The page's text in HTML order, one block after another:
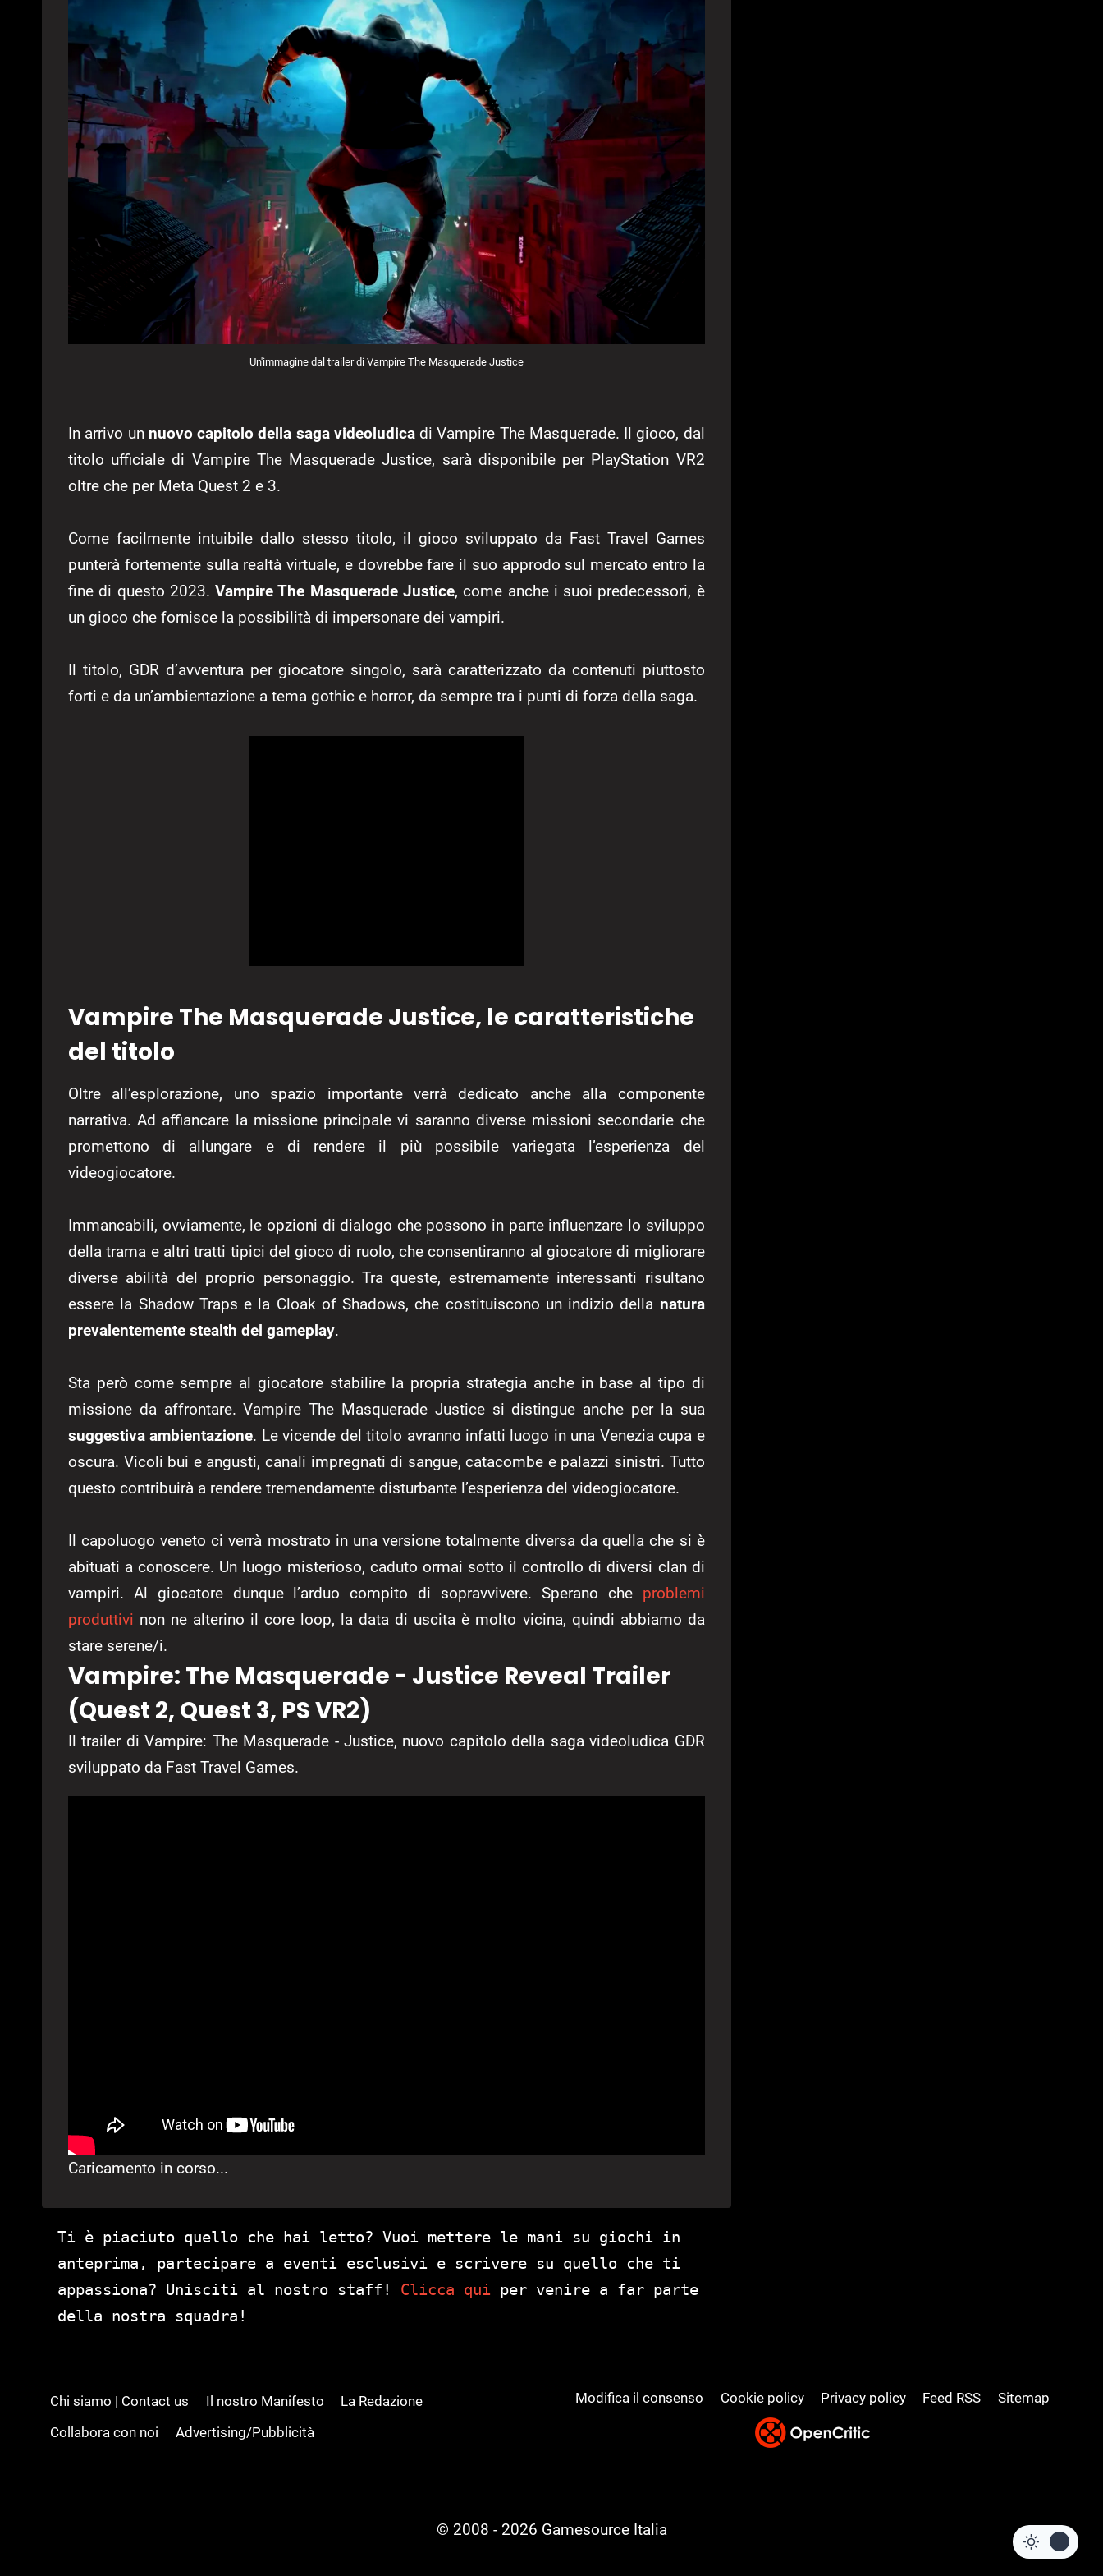
Un'immagine dal trailer di Vampire The Masquerade Justice
In arrivo un nuovo capitolo della saga videoludicadi Vampire The Masquerade. Il gioco, dal
titolo ufficiale di Vampire The Masquerade Justice, sarà disponibile per PlayStation VR2
oltre che per Meta Quest 2 e 3.
Come facilmente intuibile dallo stesso titolo, il gioco sviluppato da Fast Travel Games
punterà fortemente sulla realtà virtuale, e dovrebbe fare il suo approdo sul mercato entro la
fine di questo 2023.Vampire The Masquerade Justice, come anche i suoi predecessori, è
un gioco che fornisce la possibilità di impersonare dei vampiri.
Il titolo, GDR d’avventura per giocatore singolo, sarà caratterizzato da contenuti piuttosto
forti e da un’ambientazione a tema gothic e horror, da sempre tra i punti di forza della saga.
Vampire The Masquerade Justice, le caratteristiche
del titolo
Oltre all’esplorazione, uno spazio importante verrà dedicato anche alla componente
narrativa. Ad affiancare la missione principale vi saranno diverse missioni secondarie che
promettono di allungare e di rendere il più possibile variegata l’esperienza del
videogiocatore.
Immancabili, ovviamente, le opzioni di dialogo che possono in parte influenzare lo sviluppo
della trama e altri tratti tipici del gioco di ruolo, che consentiranno al giocatore di migliorare
diverse abilità del proprio personaggio. Tra queste, estremamente interessanti risultano
essere la Shadow Traps e la Cloak of Shadows, che costituiscono un indizio della natura
prevalentemente stealth del gameplay.
Sta però come sempre al giocatore stabilire la propria strategia anche in base al tipo di
missione da affrontare. Vampire The Masquerade Justice si distingue anche per la sua
suggestiva ambientazione. Le vicende del titolo avranno infatti luogo in una Venezia cupa e
oscura. Vicoli bui e angusti, canali impregnati di sangue, catacombe e palazzi sinistri. Tutto
questo contribuirà a rendere tremendamente disturbante l’esperienza del videogiocatore.
Il capoluogo veneto ci verrà mostrato in una versione totalmente diversa da quella che si è
abituati a conoscere. Un luogo misterioso, caduto ormai sotto il controllo di diversi clan di
vampiri. Al giocatore dunque l’arduo compito di sopravvivere. Sperano che problemi
produttivi non ne alterino il core loop, la data di uscita è molto vicina, quindi abbiamo da
stare serene/i.
Vampire: The Masquerade - Justice Reveal Trailer
(Quest 2, Quest 3, PS VR2)
Il trailer di Vampire: The Masquerade - Justice, nuovo capitolo della saga videoludica GDR
sviluppato da Fast Travel Games.
Caricamento in corso...
Ti è piaciuto quello che hai letto? Vuoi mettere le mani su giochi in
anteprima, partecipare a eventi esclusivi e scrivere su quello che ti
appassiona? Unisciti al nostro staff! Clicca qui per venire a far parte
della nostra squadra!
Chi siamo | Contact us Il nostro Manifesto
La Redazione
Collabora con noi
Advertising/Pubblicità
Modifica il consenso Cookie policy Privacy policy Feed RSS Sitemap
© 2008 - 2026 Gamesource Italia